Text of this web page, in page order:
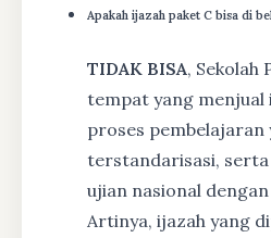
Apakah ijazah paket C bisa di
TIDAK BISA, Sekolah
tempat yang menjual
proses pembelajaran
terstandarisasi,
ujian nasional
Artinya, ijazah yang